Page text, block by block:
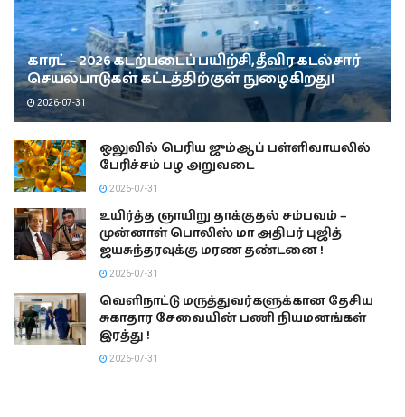
காரட் – 2026 கடற்படைப் பயிற்சி, தீவிர கடல்சார்
செயல்பாடுகள் கட்டத்திற்குள் நுழைகிறது!
2026-07-31
ஒலுவில் பெரிய ஜும்ஆப் பள்ளிவாயலில்
பேரிச்சம் பழ அறுவடை
2026-07-31
உயிர்த்த ஞாயிறு தாக்குதல் சம்பவம் –
முன்னாள் பொலிஸ் மா அதிபர் புஜித்
ஜயசுந்தரவுக்கு மரண தண்டனை !
2026-07-31
வெளிநாட்டு மருத்துவர்களுக்கான தேசிய
சுகாதார சேவையின் பணி நியமனங்கள்
இரத்து !
2026-07-31